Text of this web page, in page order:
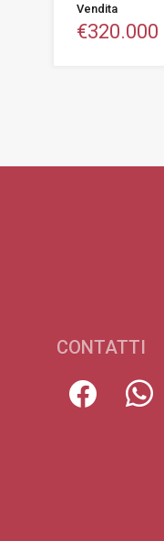
Vendita
€320.000
CONTATTI